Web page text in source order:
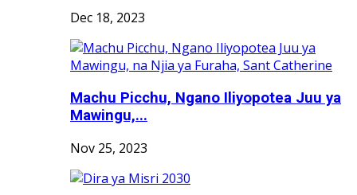
Dec 18, 2023
Machu Picchu, Ngano Iliyopotea Juu ya
Mawingu,...
Nov 25, 2023